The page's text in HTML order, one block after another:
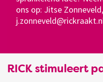
ons op: Jitse Zonneveld,
RICK stimuleert